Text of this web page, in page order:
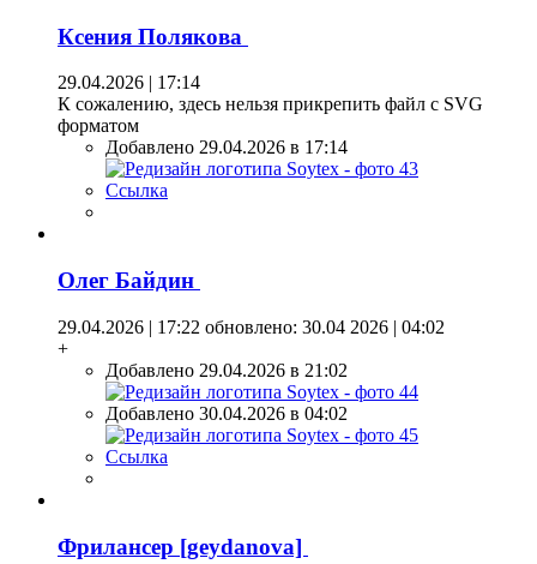
Ксения Полякова
29.04.2026 | 17:14
К сожалению, здесь нельзя прикрепить файл с SVG
форматом
Добавлено 29.04.2026 в 17:14
Ссылка
Олег Байдин
29.04.2026 | 17:22 обновлено: 30.04 2026 | 04:02
+
Добавлено 29.04.2026 в 21:02
Добавлено 30.04.2026 в 04:02
Ссылка
Фрилансер [geydanova]